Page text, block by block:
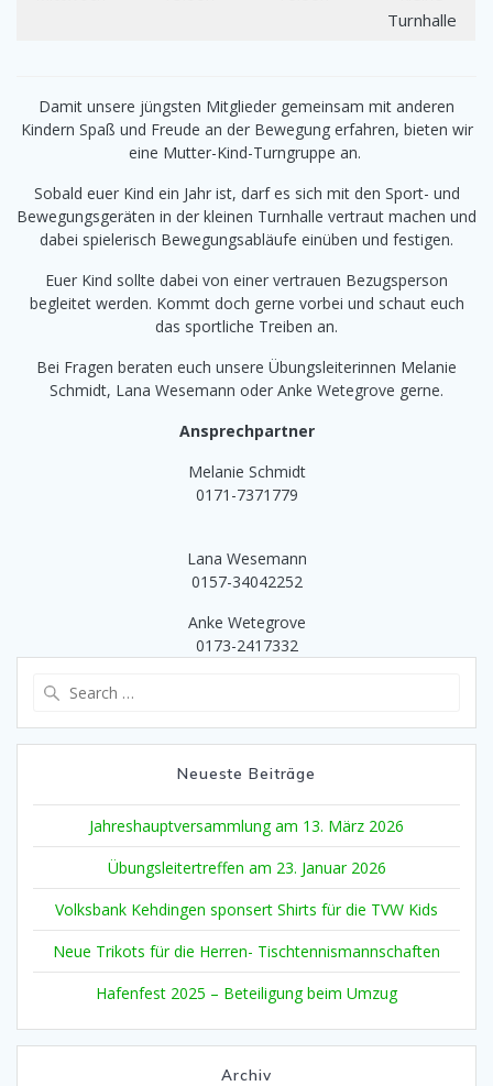
Turnhalle
Damit unsere jüngsten Mitglieder gemeinsam mit anderen
Kindern Spaß und Freude an der Bewegung erfahren, bieten wir
eine Mutter-Kind-Turngruppe an.
Sobald euer Kind ein Jahr ist, darf es sich mit den Sport- und
Bewegungsgeräten in der kleinen Turnhalle vertraut machen und
dabei spielerisch Bewegungsabläufe einüben und festigen.
Euer Kind sollte dabei von einer vertrauen Bezugsperson
begleitet werden. Kommt doch gerne vorbei und schaut euch
das sportliche Treiben an.
Bei Fragen beraten euch unsere Übungsleiterinnen Melanie
Schmidt, Lana Wesemann oder Anke Wetegrove gerne.
Ansprechpartner
Melanie Schmidt
0171-7371779
Lana Wesemann
0157-34042252
Anke Wetegrove
0173-2417332
Neueste Beiträge
Jahreshauptversammlung am 13. März 2026
Übungsleitertreffen am 23. Januar 2026
Volksbank Kehdingen sponsert Shirts für die TVW Kids
Neue Trikots für die Herren- Tischtennismannschaften
Hafenfest 2025 – Beteiligung beim Umzug
Archiv